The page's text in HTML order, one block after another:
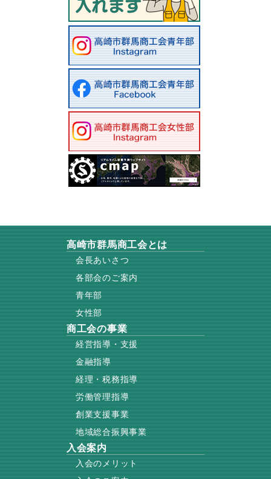
高崎市群馬商工会とは
会長あいさつ
各部会のご案内
青年部
女性部
商工会の事業
経営指導・支援
金融指導
経理・税務指導
労働管理指導
創業支援事業
地域総合振興事業
入会案内
入会のメリット